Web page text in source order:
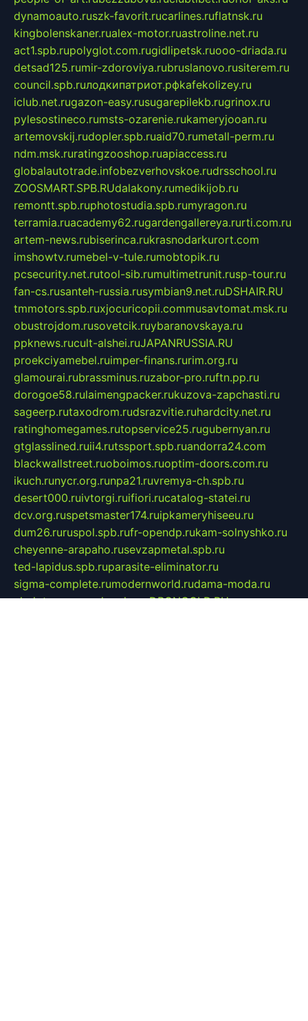
dynamoauto.ruszk-favorit.rucarlines.ruflatnsk.ru
kingbolenskaner.rualex-motor.ruastroline.net.ru
act1.spb.rupolyglot.com.rugidlipetsk.ruooo-driada.ru
detsad125.rumir-zdoroviya.rubruslanovo.rusiterem.ru
council.spb.ruлодкипатриот.рфkafekolizey.ru
iclub.net.rugazon-easy.rusugarepilekb.rugrinox.ru
pylesostineco.rumsts-ozarenie.rukameryjooan.ru
artemovskij.rudopler.spb.ruaid70.rumetall-perm.ru
ndm.msk.ruratingzooshop.ruapiaccess.ru
globalautotrade.infobezverhovskoe.rudrsschool.ru
ZOOSMART.SPB.RUdalakony.rumedikijob.ru
remontt.spb.ruphotostudia.spb.rumyragon.ru
terramia.ruacademy62.rugardengallereya.rurti.com.ru
artem-news.rubiserinca.rukrasnodarkurort.com
imshowtv.rumebel-v-tule.rumobtopik.ru
pcsecurity.net.rutool-sib.rumultimetrunit.rusp-tour.ru
fan-cs.rusanteh-russia.rusymbian9.net.ruDSHAIR.RU
tmmotors.spb.ruxjocuricopii.commusavtomat.msk.ru
obustrojdom.rusovetcik.ruybaranovskaya.ru
ppknews.rucult-alshei.ruJAPANRUSSIA.RU
proekciyamebel.ruimper-finans.rurim.org.ru
glamourai.rubrassminus.ruzabor-pro.ruftn.pp.ru
dorogoe58.rulaimengpacker.rukuzova-zapchasti.ru
sageerp.rutaxodrom.rudsrazvitie.ruhardcity.net.ru
ratinghomegames.rutopservice25.rugubernyan.ru
gtglasslined.ruii4.rutssport.spb.ruandorra24.com
blackwallstreet.ruoboimos.ruoptim-doors.com.ru
ikuch.runycr.org.runpa21.ruvremya-ch.spb.ru
desert000.ruivtorgi.ruifiori.rucatalog-statei.ru
dcv.org.ruspetsmaster174.ruipkameryhiseeu.ru
dum26.ruruspol.spb.rufr-opendp.rukam-solnyshko.ru
cheyenne-arapaho.rusevzapmetal.spb.ru
ted-lapidus.spb.ruparasite-eliminator.ru
sigma-complete.rumodernworld.rudama-moda.ru
eholot-group.rusk-nvkz.ruDRONGOLD.RU